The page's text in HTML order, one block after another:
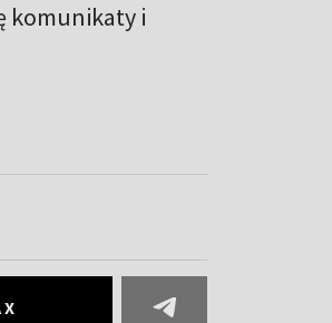
komunikaty i
X